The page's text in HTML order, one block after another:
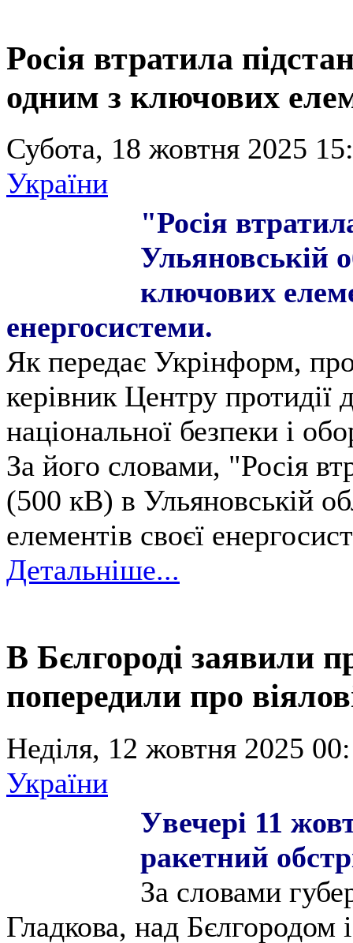
Росія втратила
одним з ключових
Субота, 18 жовтня 2025
України
"Росія
Ульяновській
ключових
енергосистеми.
Як передає Укрінформ,
керівник Центру протидії
національної безпеки і
За його словами, "Росія
(500 кВ) в Ульяновській
елементів своєї
Детальніше...
В Бєлгороді заявили
попередили про
Неділя, 12 жовтня 2025
України
Увечері 11
ракетний
За словами
Гладкова, над Бєлгородом